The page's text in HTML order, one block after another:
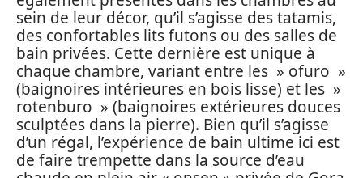
sein de leur décor, qu’il s’agisse des tatamis,
des confortables lits futons ou des salles de
bain privées. Cette dernière est unique à
chaque chambre, variant entre les » ofuro »
(baignoires intérieures en bois lisse) et les »
rotenburo » (baignoires extérieures douces
sculptées dans la pierre). Bien qu’il s’agisse
d’un régal, l’expérience de bain ultime ici est
de faire trempette dans la source d’eau